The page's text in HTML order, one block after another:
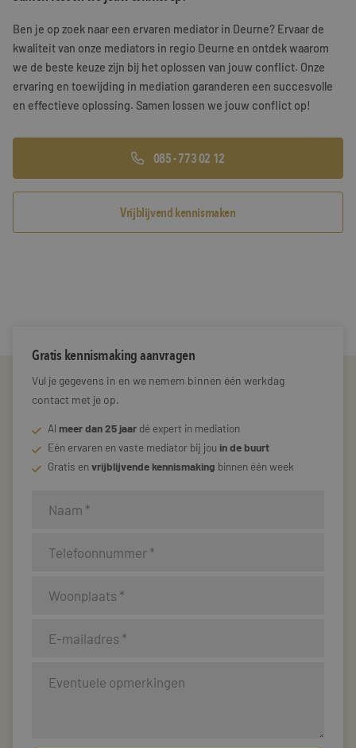
Training & Leiderschap
Referenties
Blogs
Documenten
Ben je op zoek naar een ervaren mediator in Deurne? Ervaar de
kwaliteit van onze mediators in regio Deurne en ontdek waarom
we de beste keuze zijn bij het oplossen van jouw conflict. Onze
ervaring en toewijding in mediation garanderen een succesvolle
en effectieve oplossing. Samen lossen we jouw conflict op!
085 - 773 02 12
Vrijblijvend kennismaken
Gratis kennismaking aanvragen
Vul je gegevens in en we nemem binnen één werkdag
contact met je op.
Al meer dan 25 jaar dé expert in mediation
Eén ervaren en vaste mediator bij jou in de buurt
Gratis envrijblijvende kennismaking binnen één week